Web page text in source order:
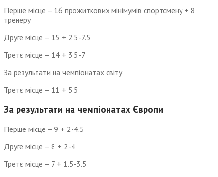
Перше місце – 16 прожиткових мінімумів спортсмену + 8
тренеру
Друге місце – 15 + 2.5-7.5
Третє місце – 14 + 3.5-7
За результати на чемпіонатах світу
Третє місце – 11 + 5.5
За результати на чемпіонатах Європи
Перше місце – 9 + 2-4.5
Друге місце – 8 + 2-4
Третє місце – 7 + 1.5-3.5